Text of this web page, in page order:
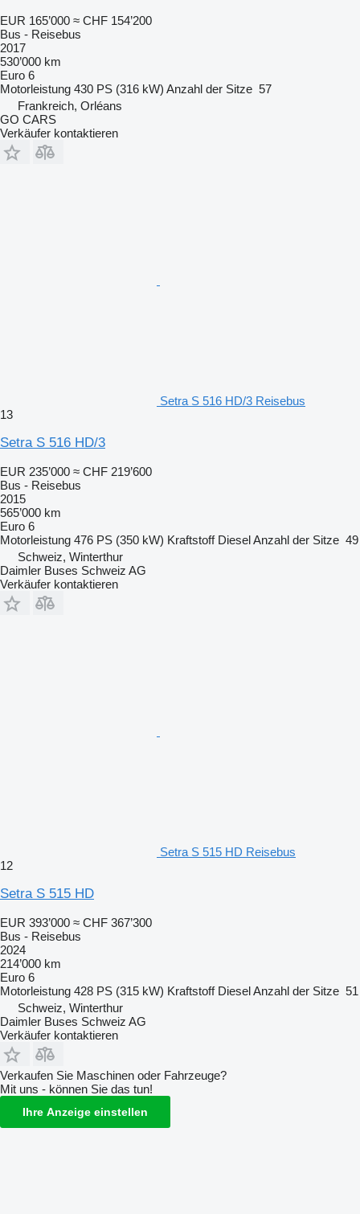
EUR 165’000 ≈ CHF 154’200
Bus - Reisebus
2017
530’000 km
Euro 6
Motorleistung 430 PS (316 kW) Anzahl der Sitze 57
Frankreich, Orléans
GO CARS
Verkäufer kontaktieren
Setra S 516 HD/3 Reisebus
13
Setra S 516 HD/3
EUR 235’000 ≈ CHF 219’600
Bus - Reisebus
2015
565’000 km
Euro 6
Motorleistung 476 PS (350 kW) Kraftstoff DieselAnzahl der Sitze 49
Schweiz, Winterthur
Daimler Buses Schweiz AG
Verkäufer kontaktieren
Setra S 515 HD Reisebus
12
Setra S 515 HD
EUR 393’000 ≈ CHF 367’300
Bus - Reisebus
2024
214’000 km
Euro 6
Motorleistung 428 PS (315 kW) Kraftstoff DieselAnzahl der Sitze 51
Schweiz, Winterthur
Daimler Buses Schweiz AG
Verkäufer kontaktieren
Verkaufen Sie Maschinen oder Fahrzeuge?
Mit uns - können Sie das tun!
Ihre Anzeige einstellen